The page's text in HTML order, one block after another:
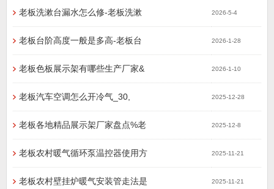
老板洗漱台漏水怎么修-老板洗漱 2026-5-4
老板台阶高度一般是多高-老板台 2026-1-28
老板色板展示架有哪些生产厂家& 2026-1-10
老板汽车空调怎么开冷气_30, 2025-12-28
老板各地精品展示架厂家盘点%老 2025-12-8
老板农村暖气循环泵温控器使用方 2025-11-21
老板农村壁挂炉暖气安装管走法是 2025-11-21